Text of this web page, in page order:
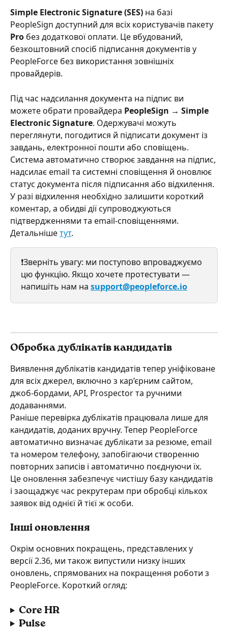
Simple Electronic Signature (SES) на базі
PeopleSign доступний для всіх користувачів пакету
Pro без додаткової оплати. Це вбудований,
безкоштовний спосіб підписання документів у
PeopleForce без використання зовнішніх
провайдерів.
Під час надсилання документа на підпис ви
можете обрати провайдера PeopleSign → Simple
Electronic Signature. Одержувачі можуть
переглянути, погодитися й підписати документ із
завдань, електронної пошти або сповіщень.
Система автоматично створює завдання на підпис,
надсилає email та системні сповіщення й оновлює
статус документа після підписання або відхилення.
У разі відхилення необхідно залишити короткий
коментар, а обидві дії супроводжуються
підтвердженнями та email-сповіщеннями.
Детальніше тут.
❗Зверніть увагу: ми поступово впроваджуємо
цю функцію. Якщо хочете протестувати —
напишіть нам на support@peopleforce.io
Обробка дублікатів кандидатів
Виявлення дублікатів кандидатів тепер уніфіковане
для всіх джерел, включно з кар’єрним сайтом,
джоб-бордами, API, Prospector та ручними
додаваннями.
Раніше перевірка дублікатів працювала лише для
кандидатів, доданих вручну. Тепер PeopleForce
автоматично визначає дублікати за резюме, email
та номером телефону, запобігаючи створенню
повторних записів і автоматично поєднуючи їх.
Це оновлення забезпечує чистішу базу кандидатів
і заощаджує час рекрутерам при обробці кількох
заявок від однієї й тієї ж особи.
Інші оновлення
Окрім основних покращень, представлених у
версії 2.36, ми також випустили низку інших
оновлень, спрямованих на покращення роботи з
PeopleForce. Короткий огляд:
Core HR
Pulse